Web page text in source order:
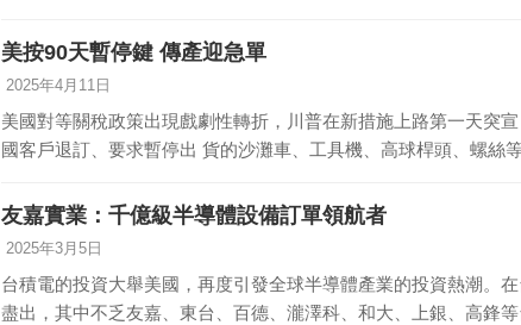
美按90天暫停鍵 傳產迎急單
2025年4月11日
美國對等關稅政策出現戲劇性轉折，川普在新措施上路第一天突
國客戶退訂、要求暫停出 貨的沙灘車、工具機、高球桿頭、螺絲
友嘉實業：千億級半導體設備訂單領航者
2025年3月5日
台積電的投資大舉美國，再度引發全球半導體產業的投資熱潮。
盡出，其中不乏友嘉、東台、百德、瀧澤科、和大、上銀、高鋒